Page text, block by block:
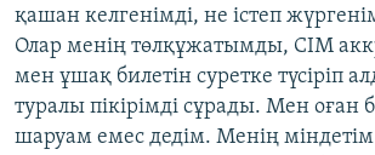
қашан келгенімді, не істеп
Олар менің төлқұжатымды, СІМ
мен ұшақ билетін суретке түсіріп
туралы пікірімді сұрады. Мен оған
шаруам емес дедім. Менің